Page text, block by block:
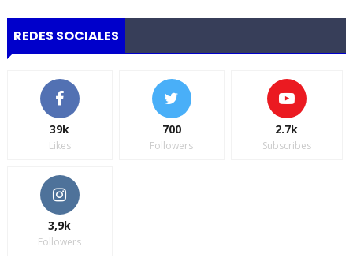
REDES SOCIALES
39k
Likes
700
Followers
2.7k
Subscribes
3,9k
Followers